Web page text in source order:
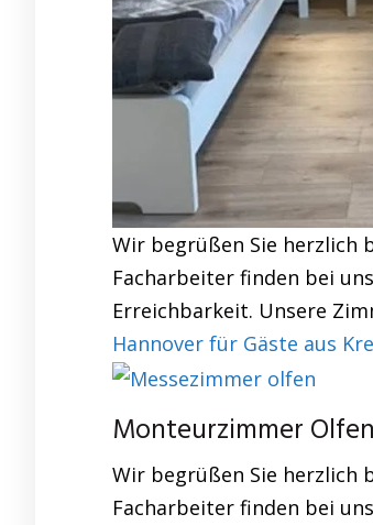
Wir begrüßen Sie herzlich
Facharbeiter finden bei
Erreichbarkeit. Unsere
Hannover für Gäste aus
Monteurzimmer
Wir begrüßen Sie herzlich
Facharbeiter finden bei